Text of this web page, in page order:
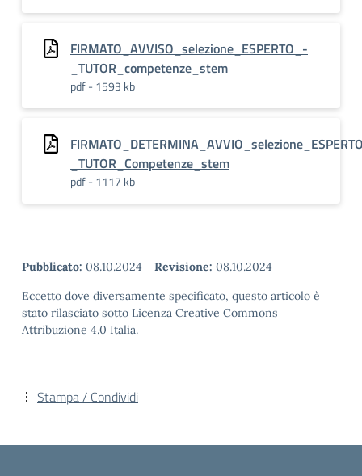
FIRMATO_AVVISO_selezione_ESPERTO_-
_TUTOR_competenze_stem
pdf - 1593 kb
_TUTOR_Competenze_stem
pdf - 1117 kb
Pubblicato: 08.10.2024 - Revisione: 08.10.2024
Eccetto dove diversamente specificato, questo articolo è
stato rilasciato sotto Licenza Creative Commons
Attribuzione 4.0 Italia.
Stampa / Condividi